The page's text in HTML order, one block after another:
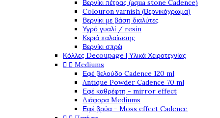
Βερνίκι πέτρας (aqua stone Cadence)
Colouron varnish (Βερνικόχρωμα)
Βερνίκι με βάση διαλύτες
Υγρό γυαλί / resin
Κεριά παλαίωσης
Βερνίκι σπρέι
Κόλλες Decoupage | Υλικά Χειροτεχνίας
  Mediums
Εφέ βελούδο Cadence 120 ml
Antique Powder Cadence 70 ml
Εφέ καθρέφτη - mirror effect
Διάφορα Mediums
Εφέ βρύα - Moss effect Cadence